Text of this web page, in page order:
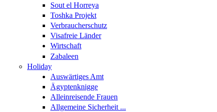
Sout el Horreya
Toshka Projekt
Verbraucherschutz
Visafreie Länder
Wirtschaft
Zabaleen
Holiday
Auswärtiges Amt
Ägyptenknigge
Alleinreisende Frauen
Allgemeine Sicherheit ...